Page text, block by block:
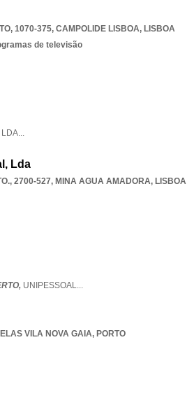
1070-375, CAMPOLIDE LISBOA, LISBOA
de televisão
LDA...
Lda
2700-527, MINA AGUA AMADORA, LISBOA
UNIPESSOAL...
VILA NOVA GAIA, PORTO